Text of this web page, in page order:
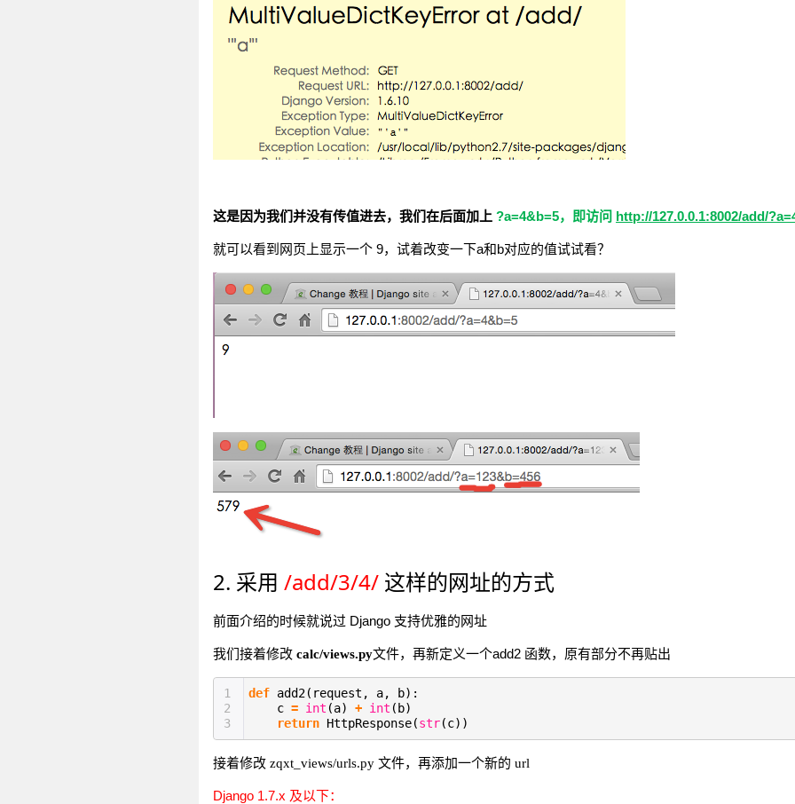
这是因为我们并没有传值进去，我们在后面加上 ?a=4&b=5，即访问 http://127.0.0.1:8002/add/
就可以看到网页上显示一个 9，试着改变一下a和b对应的值试试看？
2. 采用 /add/3/4/这样的网址的方式
前面介绍的时候就说过 Django 支持优雅的网址
我们接着修改 calc/views.py文件，再新定义一个add2 函数，原有部分不再贴出
1
2
3
def add2(request, a, b):
c = int (a) + int (b)
return HttpResponse(str(c))
接着修改 zqxt_views/urls.py 文件，再添加一个新的 url
Django 1.7.x 及以下：